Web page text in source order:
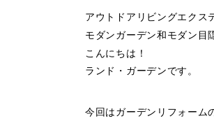
アウトドアリビングエクス
モダンガーデン和モダン 目
こんにちは！
ランド・ガーデンです。
今回はガーデンリフォーム